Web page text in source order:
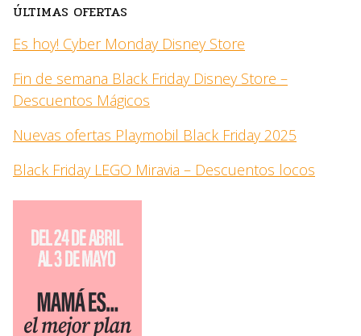
ÚLTIMAS OFERTAS
Es hoy! Cyber Monday Disney Store
Fin de semana Black Friday Disney Store –
Descuentos Mágicos
Nuevas ofertas Playmobil Black Friday 2025
Black Friday LEGO Miravia – Descuentos locos